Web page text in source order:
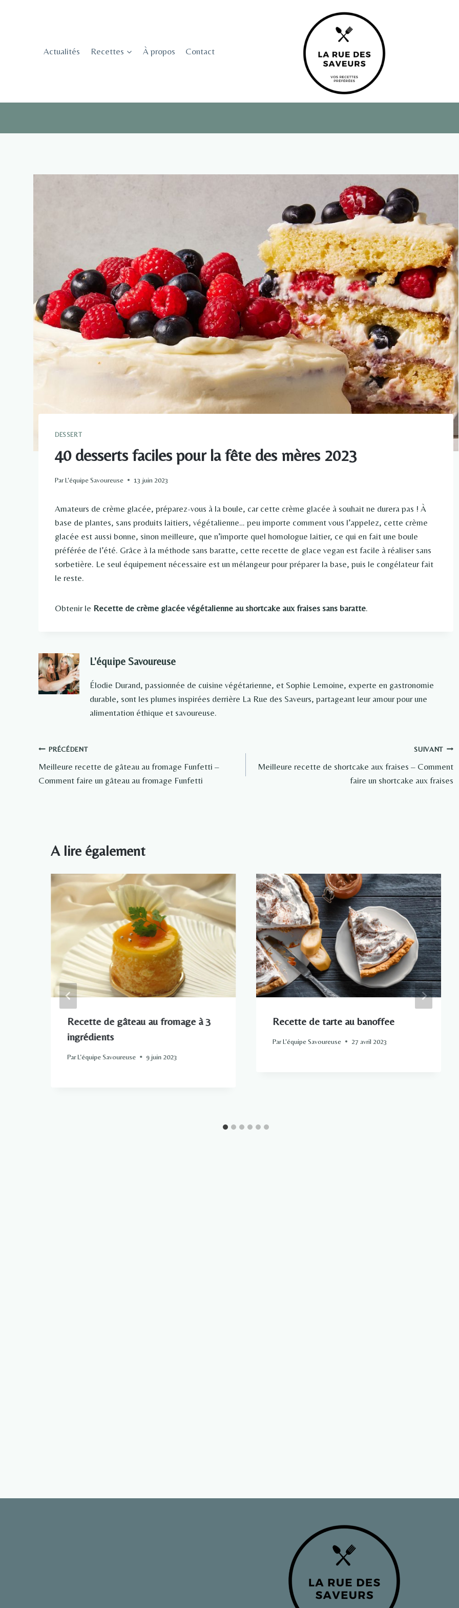
Actualités
Recettes À propos Contact
DESSERT
40 desserts faciles pour la fête des mères 2023
ParL'équipe Savoureuse 13 juin 2023
Amateurs de crème glacée, préparez-vous à la boule, car cette crème glacée à souhait ne durera pas ! À
base de plantes, sans produits laitiers, végétalienne… peu importe comment vous l’appelez, cette crème
glacée est aussi bonne, sinon meilleure, que n’importe quel homologue laitier, ce qui en fait une boule
préférée de l’été. Grâce à la méthode sans baratte, cette recette de glace vegan est facile à réaliser sans
sorbetière. Le seul équipement nécessaire est un mélangeur pour préparer la base, puis le congélateur fait
le reste.
Obtenir le Recette de crème glacée végétalienne au shortcake aux fraises sans baratte.
L'équipe Savoureuse
Élodie Durand, passionnée de cuisine végétarienne, et Sophie Lemoine, experte en gastronomie
durable, sont les plumes inspirées derrière La Rue des Saveurs, partageant leur amour pour une
alimentation éthique et savoureuse.
Navigation
de
PRÉCÉDENT
Meilleure recette de gâteau au fromage Funfetti –
Comment faire un gâteau au fromage Funfetti
SUIVANT
Meilleure recette de shortcake aux fraises – Comment
faire un shortcake aux fraises
A lire également
Recette de gâteau au fromage à 3
ingrédients
ParL'équipe Savoureuse 9 juin 2023
Recette de tarte au banoffee
Par L'équipe Savoureuse 27 avril 2023